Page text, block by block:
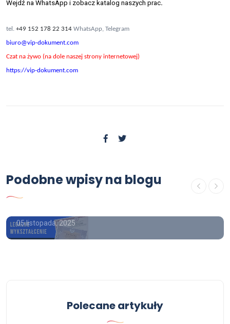
Wejdź na WhatsApp i zobacz katalog naszych prac.
tel. +49 152 178 22 314 WhatsApp, Telegram
biuro@vip-dokument.com
Czat na żywo (na dole naszej strony internetowej)
https://vip-dokument.com
Podobne wpisy na blogu
Kupię dyplom ukończenia
studiów.
05 listopada, 2025
Polecane artykuły